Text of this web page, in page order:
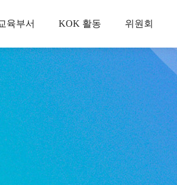
육부서 KOK 활동 위원회